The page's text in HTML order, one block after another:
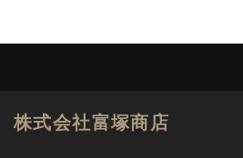
株式会社富塚商店